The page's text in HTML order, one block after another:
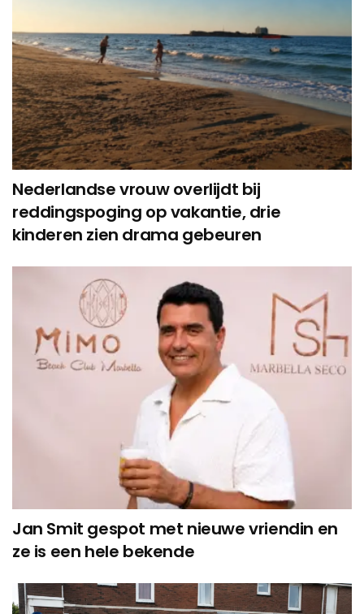
Nederlandse vrouw overlijdt bij
reddingspoging op vakantie, drie
kinderen zien drama gebeuren
Jan Smit gespot met nieuwe vriendin en
ze is een hele bekende